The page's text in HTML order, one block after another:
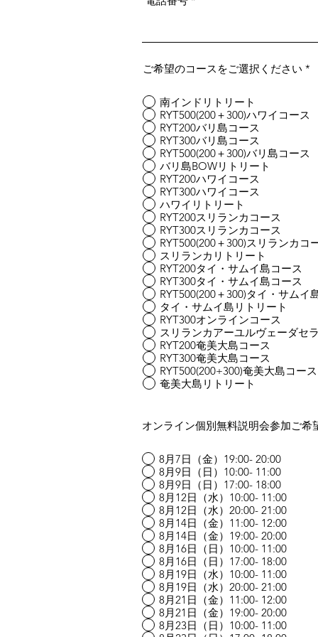
ご希望のコースをご選択ください *
南インドリトリート
RYT500(200＋300)ハワイコース
RYT200バリ島コース
RYT300バリ島コース
RYT500(200＋300)バリ島コース
バリ島BOWリトリート
RYT200ハワイコース
RYT300ハワイコース
ハワイリトリート
RYT200スリランカコース
RYT300スリランカコース
RYT500(200＋300)スリランカコ
スリランカリトリート
RYT200タイ・サムイ島コース
RYT300タイ・サムイ島コース
RYT500(200＋300)タイ・サムイ
タイ・サムイ島リトリート
RYT300オンラインコース
スリランカアーユルヴェーダセ
RYT200奄美大島コース
RYT300奄美大島コース
RYT500(200+300)奄美大島コース
奄美大島リトリート
オンライン個別無料説明会参加ご希
8月7日（金）19:00- 20:00
8月9日（日）10:00- 11:00
8月9日（日）17:00- 18:00
8月12日（水）10:00- 11:00
8月12日（水）20:00- 21:00
8月14日（金）11:00- 12:00
8月14日（金）19:00- 20:00
8月16日（日）10:00- 11:00
8月16日（日）17:00- 18:00
8月19日（水）10:00- 11:00
8月19日（水）20:00- 21:00
8月21日（金）11:00- 12:00
8月21日（金）19:00- 20:00
8月23日（日）10:00- 11:00